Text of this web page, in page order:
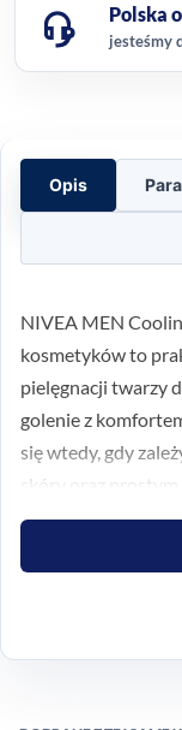
Polska
jesteśmy
Opis
NIVEA MEN
kosmetyków to
pielęgnacji twarzy
golenie z
się wtedy, gdy
skóry oraz
własnej łazienki.
Co